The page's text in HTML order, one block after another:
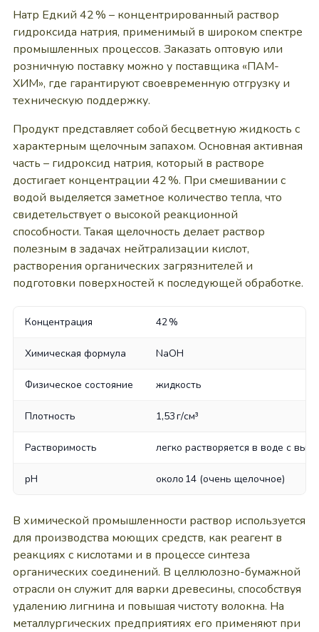
Натр Едкий 42 % – концентрированный раствор
гидроксида натрия, применимый в широком спектре
промышленных процессов. Заказать оптовую или
розничную поставку можно у поставщика «ПАМ-
ХИМ», где гарантируют своевременную отгрузку и
техническую поддержку.
Продукт представляет собой бесцветную жидкость с
характерным щелочным запахом. Основная активная
часть – гидроксид натрия, который в растворе
достигает концентрации 42 %. При смешивании с
водой выделяется заметное количество тепла, что
свидетельствует о высокой реакционной
способности. Такая щелочность делает раствор
полезным в задачах нейтрализации кислот,
растворения органических загрязнителей и
подготовки поверхностей к последующей обработке.
Концентрация 42 %
Химическая формула NaOH
Физическое состояние жидкость
Плотность 1,53 г/см³
Растворимость легко растворяется в воде с
pH около 14 (очень щелочное)
В химической промышленности раствор используется
для производства моющих средств, как реагент в
реакциях с кислотами и в процессе синтеза
органических соединений. В целлюлозно-бумажной
отрасли он служит для варки древесины, способствуя
удалению лигнина и повышая чистоту волокна. На
металлургических предприятиях его применяют при